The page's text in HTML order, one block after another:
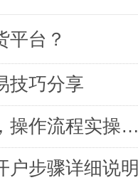
平台？
技巧分享
新手快速开户现货黄金，操作流程实操详解
户步骤详细说明